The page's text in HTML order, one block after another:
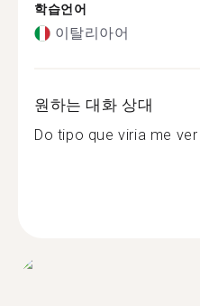
학습언어
이탈리아어
원하는 대화 상대
Do tipo que viria me